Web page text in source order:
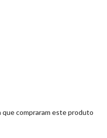
que compraram este produto